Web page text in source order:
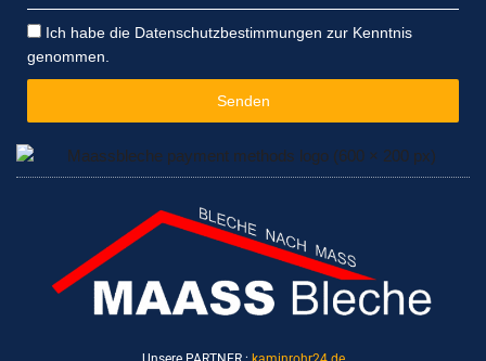
Datenschutzbestimmungen
Ich habe die Datenschutzbestimmungen zur Kenntnis
genommen.
Senden